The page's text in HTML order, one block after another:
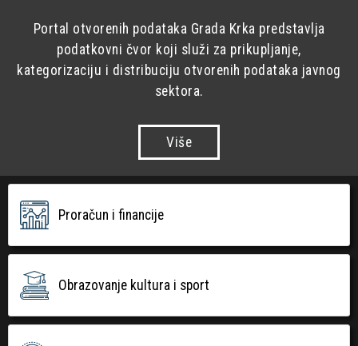
Portal otvorenih podataka Grada Krka predstavlja
podatkovni čvor koji služi za prikupljanje,
kategorizaciju i distribuciju otvorenih podataka javnog
sektora.
Više
Proračun i financije
Obrazovanje kultura i sport